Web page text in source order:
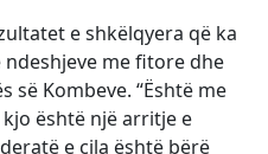
e shkëlqyera që ka
me fitore dhe
së Kombeve. “Është me
është një arritje e
e cila është bërë